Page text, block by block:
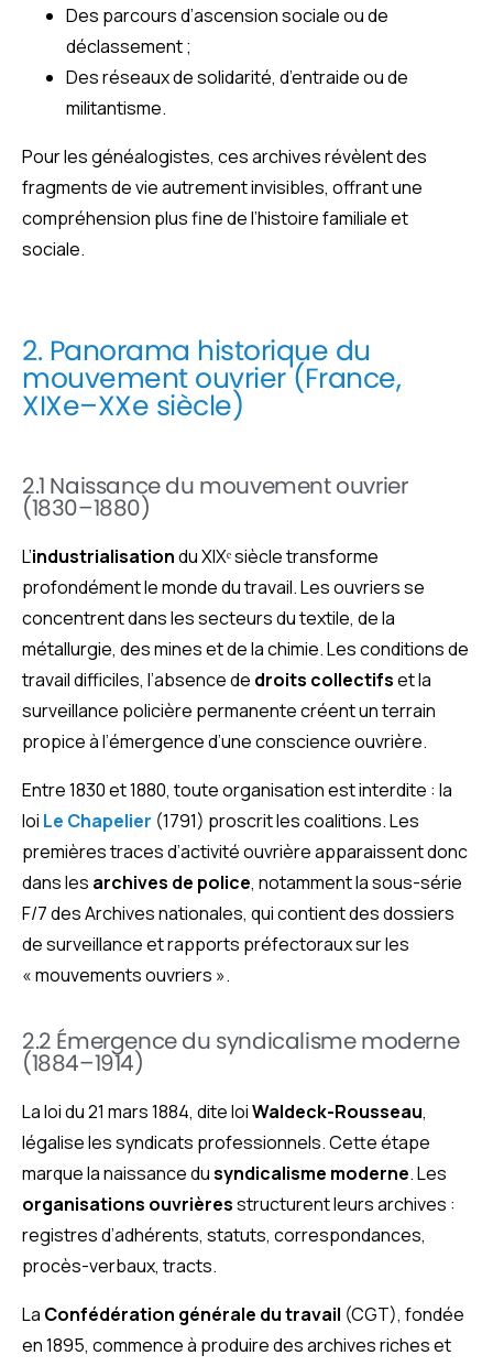
Des parcours d’ascension sociale ou de
déclassement ;
Des réseaux de solidarité, d’entraide ou de
militantisme.
Pour les généalogistes, ces archives révèlent des
fragments de vie autrement invisibles, offrant une
compréhension plus fine de l’histoire familiale et
sociale.
2. Panorama historique du
mouvement ouvrier (France,
XIXe–XXe siècle)
2.1 Naissance du mouvement ouvrier
(1830–1880)
L’industrialisationdu XIXᵉ siècle transforme
profondément le monde du travail. Les ouvriers se
concentrent dans les secteurs du textile, de la
métallurgie, des mines et de la chimie. Les conditions de
travail difficiles, l’absence de droits collectifset la
surveillance policière permanente créent un terrain
propice à l’émergence d’une conscience ouvrière.
Entre 1830 et 1880, toute organisation est interdite : la
loi Le Chapelier (1791) proscrit les coalitions. Les
premières traces d’activité ouvrière apparaissent donc
dans les archives de police, notamment la sous-série
F/7 des Archives nationales, qui contient des dossiers
de surveillance et rapports préfectoraux sur les
« mouvements ouvriers ».
2.2 Émergence du syndicalisme moderne
(1884–1914)
La loi du 21 mars 1884, dite loiWaldeck-Rousseau,
légalise les syndicats professionnels. Cette étape
marque la naissance dusyndicalisme moderne. Les
organisations ouvrièresstructurent leurs archives :
registres d’adhérents, statuts, correspondances,
procès-verbaux, tracts.
La Confédération générale du travail (CGT), fondée
en 1895, commence à produire des archives riches et